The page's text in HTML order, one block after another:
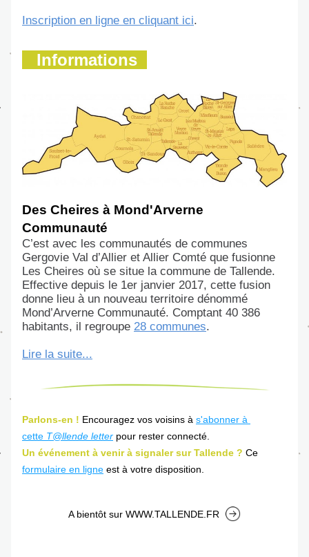
Inscription en ligne en cliquant ici.
Informations
Des Cheires à Mond'Arverne
Communauté
C’est avec les communautés de communes
Gergovie Val d’Allier et Allier Comté que fusionne
Les Cheires où se situe la commune de Tallende.
Effective depuis le 1er janvier 2017, cette fusion
donne lieu à un nouveau territoire dénommé
Mond’Arverne Communauté. Comptant 40 386
habitants, il regroupe 28 communes.
Lire la suite...
Parlons-en ! Encouragez vos voisins à s'abonner à
cette T@llende letter pour rester connecté.
Un événement à venir à signaler sur Tallende ?
formulaire en ligne est à votre disposition.
A bientôt sur WWW.TALLENDE.FR